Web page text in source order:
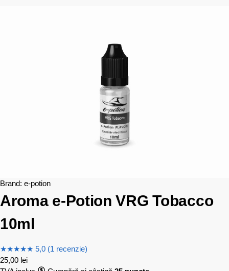
Brand: e-potion
Aroma e-Potion VRG Tobacco
10ml
★★★★★ 5,0 (1 recenzie)
25,00 lei